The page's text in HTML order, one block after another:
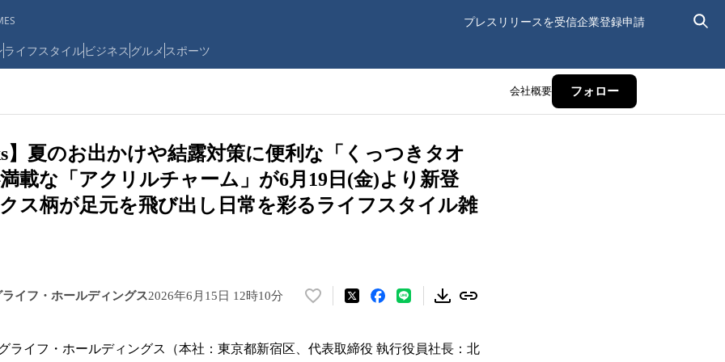
プレスリリースを受信企業登録申請
ライフスタイルビジネス グルメ スポーツ
会社概要 フォロー
】夏のお出かけや結露対策に便利な「くっつきタオ
載な「アクリルチャーム」が6月19日(金)より新登
ス柄が足元を飛び出し日常を彩るライフスタイル雑
イフ・ホールディングス2026年6月15日 12時10分
い
！
ライフ・ホールディングス（本社：東京都新宿区、代表取締役 執行役員社長：北